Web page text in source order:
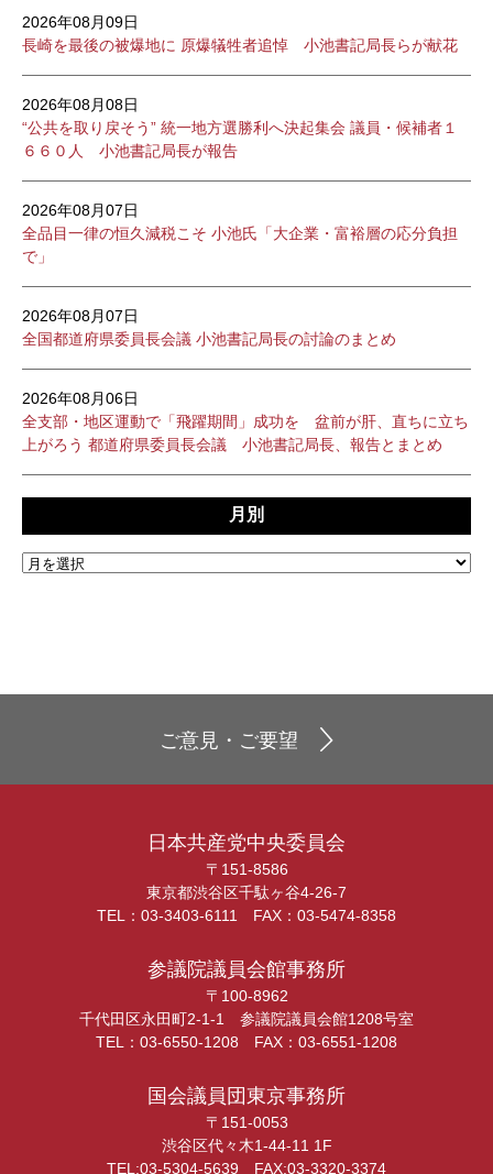
2026年08月09日
長崎を最後の被爆地に 原爆犠牲者追悼 小池書記局長らが献花
2026年08月08日
“公共を取り戻そう” 統一地方選勝利へ決起集会 議員・候補者１
６６０人 小池書記局長が報告
2026年08月07日
全品目一律の恒久減税こそ 小池氏「大企業・富裕層の応分負担
で」
2026年08月07日
全国都道府県委員長会議 小池書記局長の討論のまとめ
2026年08月06日
全支部・地区運動で「飛躍期間」成功を 盆前が肝、直ちに立ち
上がろう 都道府県委員長会議 小池書記局長、報告とまとめ
月別
ご意見・ご要望
日本共産党中央委員会
〒151-8586
東京都渋谷区千駄ヶ谷4-26-7
TEL：03-3403-6111 FAX：03-5474-8358
参議院議員会館事務所
〒100-8962
千代田区永田町2-1-1 参議院議員会館1208号室
TEL：03-6550-1208 FAX：03-6551-1208
国会議員団東京事務所
〒151-0053
渋谷区代々木1-44-11 1F
TEL:03-5304-5639 FAX:03-3320-3374